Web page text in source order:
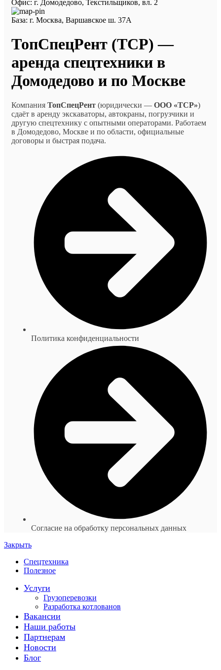
Офис: г. Домодедово, Текстильщиков, вл. 2
База: г. Москва, Варшавское ш. 37А
ТопСпецРент (ТСР) —
аренда спецтехники в
Домодедово и по Москве
Компания ТопСпецРент (юридически — ООО «ТСР»)
сдаёт в аренду экскаваторы, автокраны, погрузчики и
другую спецтехнику с опытными операторами. Работаем
в Домодедово, Москве и по области, официальные
договоры и быстрая подача.
Политика конфиденциальности
Согласие на обработку персональных данных
Закрыть
Спецтехника
Полезное
Услуги
Грузоперевозки
Разработка котлованов
Вакансии
Наши работы
Партнерам
Новости
Блог